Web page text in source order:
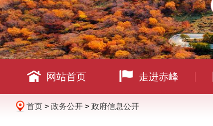
网站首页 走进赤峰
首页 > 政务公开 > 政府信息公开